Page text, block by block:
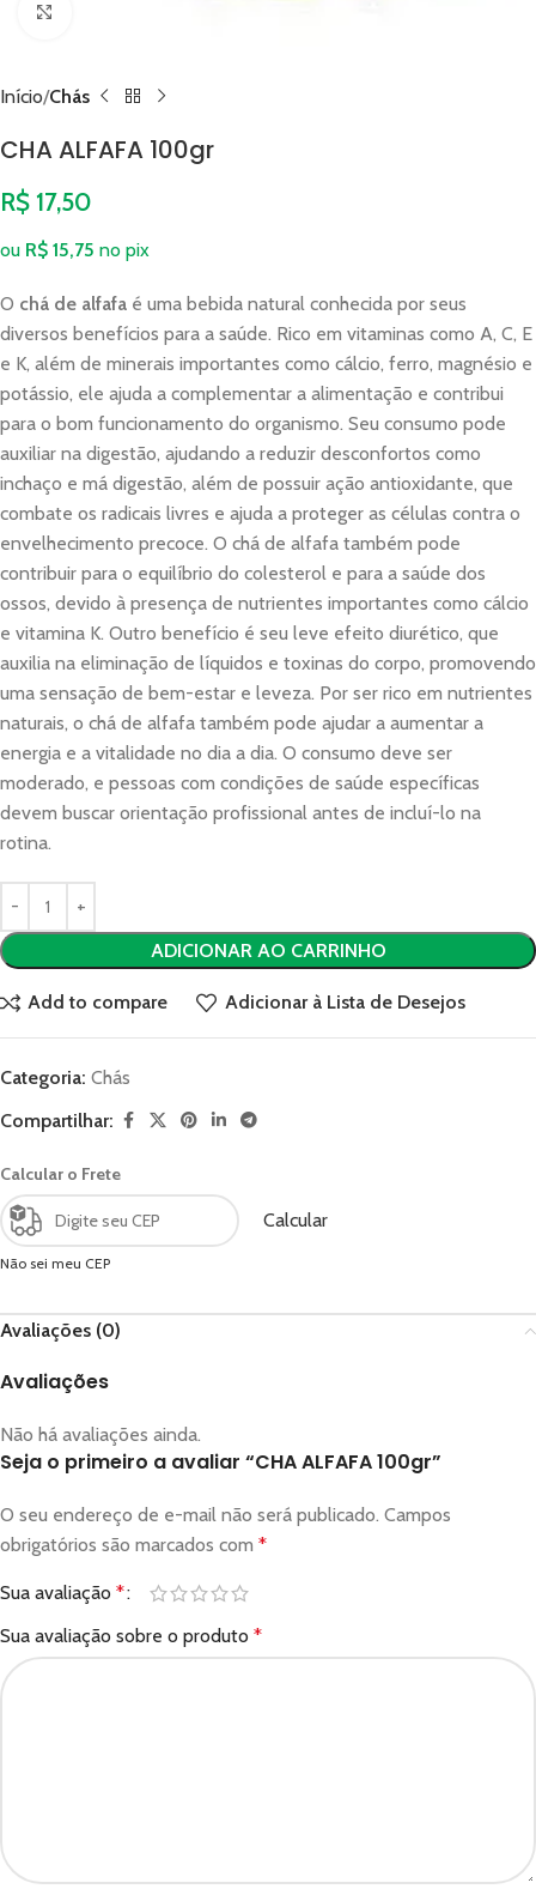
Início Chás
CHA ALFAFA 100gr
R$ 17,50
ou R$ 15,75 no pix
O chá de alfafa é uma bebida natural conhecida por seus
diversos benefícios para a saúde. Rico em vitaminas como A, C, E
e K, além de minerais importantes como cálcio, ferro, magnésio e
potássio, ele ajuda a complementar a alimentação e contribui
para o bom funcionamento do organismo. Seu consumo pode
auxiliar na digestão, ajudando a reduzir desconfortos como
inchaço e má digestão, além de possuir ação antioxidante, que
combate os radicais livres e ajuda a proteger as células contra o
envelhecimento precoce. O chá de alfafa também pode
contribuir para o equilíbrio do colesterol e para a saúde dos
ossos, devido à presença de nutrientes importantes como cálcio
e vitamina K. Outro benefício é seu leve efeito diurético, que
auxilia na eliminação de líquidos e toxinas do corpo, promovendo
uma sensação de bem-estar e leveza. Por ser rico em nutrientes
naturais, o chá de alfafa também pode ajudar a aumentar a
energia e a vitalidade no dia a dia. O consumo deve ser
moderado, e pessoas com condições de saúde específicas
devem buscar orientação profissional antes de incluí-lo na
rotina.
ADICIONAR AO CARRINHO
Add to compare Adicionar à Lista de Desejos
Categoria: Chás
Compartilhar:
Calcular o Frete
Calcular
Não sei meu CEP
Avaliações (0)
Avaliações
Não há avaliações ainda.
Seja o primeiro a avaliar “CHA ALFAFA 100gr”
O seu endereço de e-mail não será publicado. Campos
obrigatórios são marcados com *
Sua avaliação *
Sua avaliação sobre o produto *